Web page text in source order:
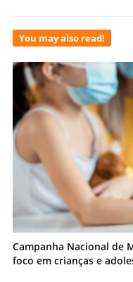
You may also read!
Campanha Nacional de
foco em crianças e